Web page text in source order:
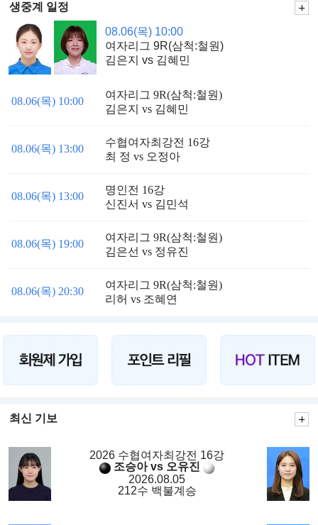
생중계 일정
08.06(목) 10:00
여자리그 9R(삼척:철원)
김은지 vs 김혜민
08.06(목) 10:00
여자리그 9R(삼척:철원)
김은지 vs 김혜민
08.06(목) 13:00
수협여자최강전 16강
최 정 vs 오정아
08.06(목) 13:00
명인전 16강
신진서 vs 김민석
08.06(목) 19:00
여자리그 9R(삼척:철원)
김은선 vs 정유진
08.06(목) 20:30
여자리그 9R(삼척:철원)
리허 vs 조혜연
최신 기보
2026 수협여자최강전 16강
조승아 vs 오유진
2026.08.05
212수 백불계승